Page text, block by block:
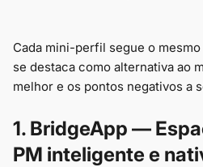
Cada mini-perfil segue o
se destaca como alternativa ao
melhor e os pontos negativos a
1. BridgeApp —
PM inteligente e